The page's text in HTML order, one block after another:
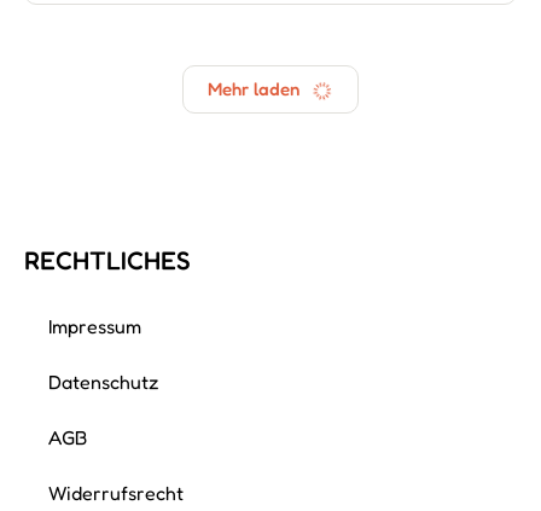
Andrea Auer
Rückblickend war mein Leben wohl die beste
Schule, Selbstständigkeit oder Mutter mit zwei
Töchtern – ich habe überall gelernt,…